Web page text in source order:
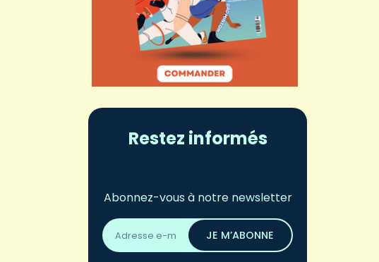
Restez informés
Abonnez-vous à notre newsletter
Adresse
email
*
JE M’ABONNE